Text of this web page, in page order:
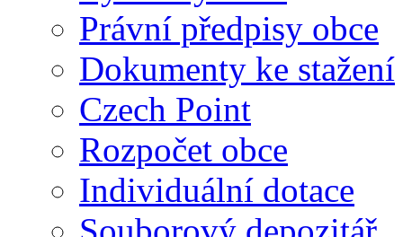
Právní předpisy obce
Dokumenty ke stažení
Czech Point
Rozpočet obce
Individuální dotace